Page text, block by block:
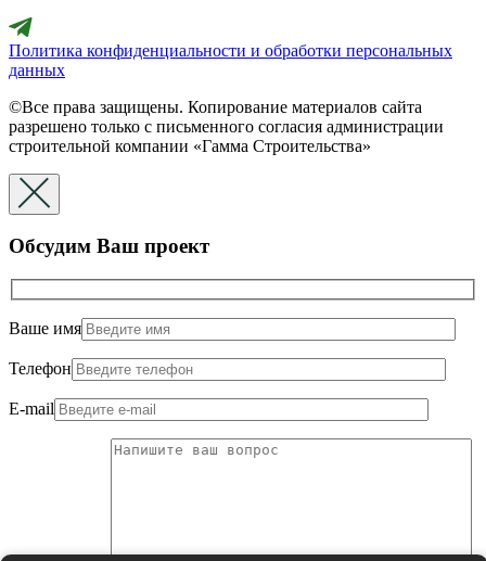
Политика конфиденциальности и обработки персональных
данных
©Все права защищены. Копирование материалов сайта
разрешено только с письменного согласия администрации
строительной компании «Гамма Строительства»
Обсудим Ваш проект
Ваше имя
Телефон
E-mail